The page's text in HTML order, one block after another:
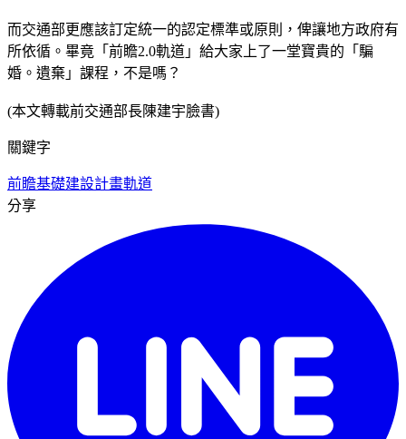
而交通部更應該訂定統一的認定標準或原則，俾讓地方政府有
所依循。畢竟「前瞻2.0軌道」給大家上了一堂寶貴的「騙
婚。遺棄」課程，不是嗎？
(本文轉載前交通部長陳建宇臉書)
關鍵字
前瞻基礎建設計畫軌道
分享